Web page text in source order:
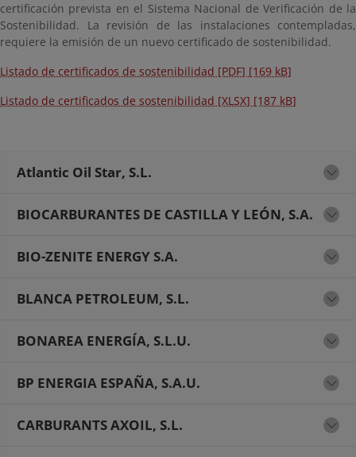
certificación prevista en el Sistema Nacional de Verificación de la
Sostenibilidad. La revisión de las instalaciones contempladas,
requiere la emisión de un nuevo certificado de sostenibilidad.
Listado de certificados de sostenibilidad [PDF] [169 kB]
Listado de certificados de sostenibilidad [XLSX] [187 kB]
Atlantic Oil Star, S.L.
BIOCARBURANTES DE CASTILLA Y LEÓN, S.A.
BIO-ZENITE ENERGY S.A.
BLANCA PETROLEUM, S.L.
BONAREA ENERGÍA, S.L.U.
BP ENERGIA ESPAÑA, S.A.U.
CARBURANTS AXOIL, S.L.